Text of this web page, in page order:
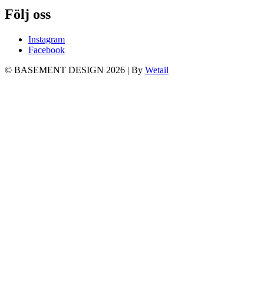
Följ oss
Instagram
Facebook
© BASEMENT DESIGN 2026 | By Wetail